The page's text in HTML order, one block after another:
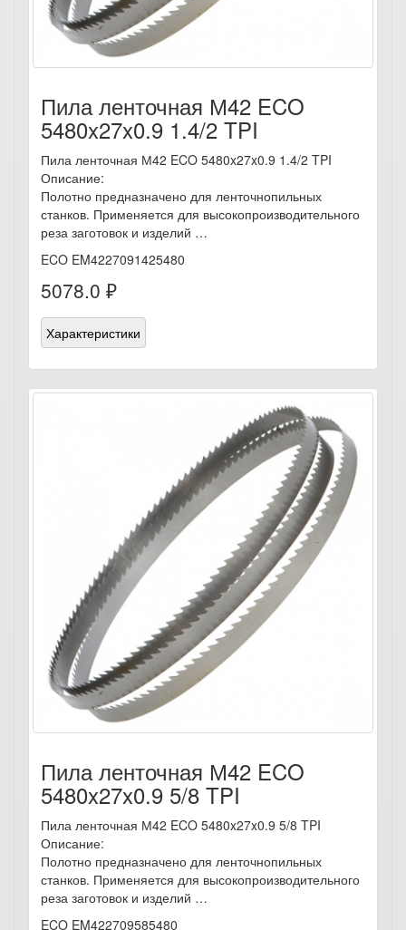
Пила ленточная М42 ECO
5480x27x0.9 1.4/2 TPI
Пила ленточная М42 ECO 5480x27x0.9 1.4/2 TPI
Описание:
Полотно предназначено для ленточнопильных
станков. Применяется для высокопроизводительного
реза заготовок и изделий …
ECO EM4227091425480
5078.0 ₽
Характеристики
Пила ленточная М42 ECO
5480x27x0.9 5/8 TPI
Пила ленточная М42 ECO 5480x27x0.9 5/8 TPI
Описание:
Полотно предназначено для ленточнопильных
станков. Применяется для высокопроизводительного
реза заготовок и изделий …
ECO EM422709585480